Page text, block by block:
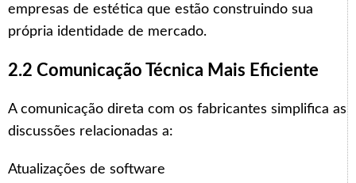
empresas de estética que estão construindo sua
própria identidade de mercado.
2.2 Comunicação Técnica Mais Eficiente
A comunicação direta com os fabricantes simplifica as
discussões relacionadas a:
Atualizações de software